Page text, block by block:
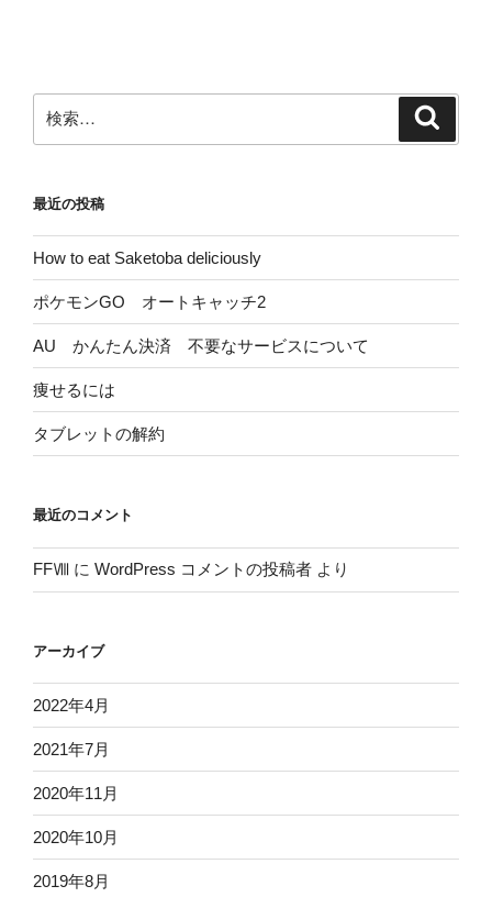
ン
索:
最近の投稿
How to eat Saketoba deliciously
ポケモンGO オートキャッチ2
AU かんたん決済 不要なサービスについて
痩せるには
タブレットの解約
最近のコメント
FFⅧ に WordPress コメントの投稿者 より
アーカイブ
2022年4月
2021年7月
2020年11月
2020年10月
2019年8月